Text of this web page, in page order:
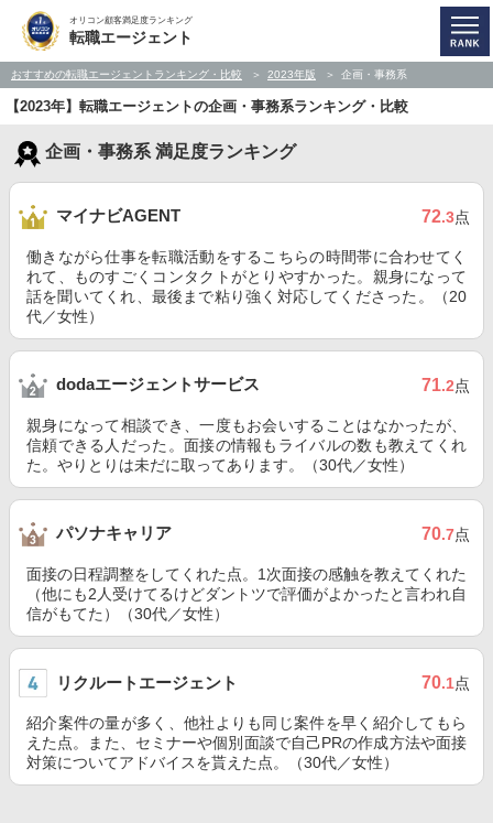
オリコン顧客満足度ランキング
転職エージェント
おすすめの転職エージェントランキング・比較 2023年版 企画・事務系
【2023年】転職エージェントの企画・事務系ランキング・比較
企画・事務系 満足度ランキング
マイナビAGENT 72.3点
働きながら仕事を転職活動をするこちらの時間帯に合わせてく
れて、ものすごくコンタクトがとりやすかった。親身になって
話を聞いてくれ、最後まで粘り強く対応してくださった。（20
代／女性）
dodaエージェントサービス 71.2点
親身になって相談でき、一度もお会いすることはなかったが、
信頼できる人だった。面接の情報もライバルの数も教えてくれ
た。やりとりは未だに取ってあります。（30代／女性）
パソナキャリア 70.7点
面接の日程調整をしてくれた点。1次面接の感触を教えてくれた
（他にも2人受けてるけどダントツで評価がよかったと言われ自
信がもてた）（30代／女性）
リクルートエージェント 70.1点
紹介案件の量が多く、他社よりも同じ案件を早く紹介してもら
えた点。また、セミナーや個別面談で自己PRの作成方法や面接
対策についてアドバイスを貰えた点。（30代／女性）